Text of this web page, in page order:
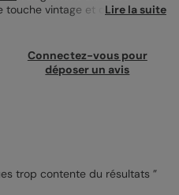
touche vintage et originale.
les informations clés de la
cm trouvera facilement sa
Un souvenir unique à
Lire la suite
Connectez-vous pour
déposer un avis
trop contente du résultats ”